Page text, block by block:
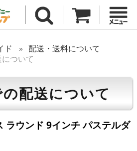
ド
配送・送料について
ついて
配送について
ラウンド 9インチ パステルダ